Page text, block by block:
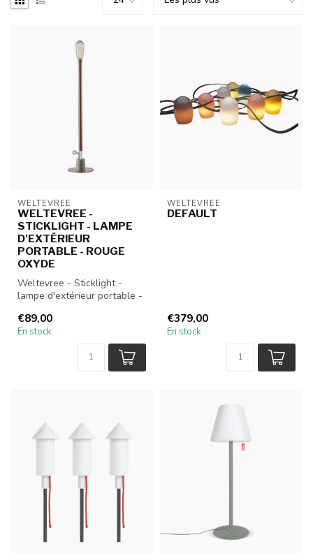
WELTEVREE
WELTEVREE -
STICKLIGHT - LAMPE
D'EXTÉRIEUR
PORTABLE - ROUGE
OXYDE
Weltevree - Sticklight -
lampe d'extérieur portable -
€89,00
En stock
WELTEVREE
DEFAULT
€379,00
En stock